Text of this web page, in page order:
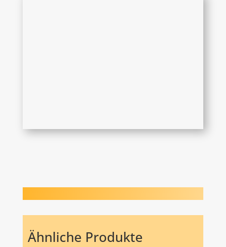
Ähnliche Produkte